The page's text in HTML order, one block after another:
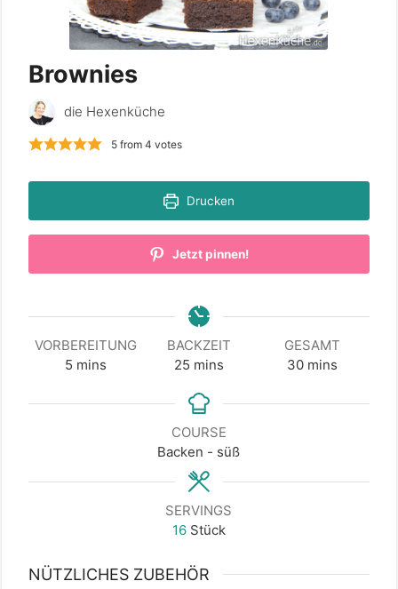
Brownies
die Hexenküche
5from 4 votes
Drucken
Jetzt pinnen!
VORBEREITUNG
5minutes
mins
BACKZEIT
25 minutes
mins
GESAMT
30minutes
mins
COURSE
Backen - süß
SERVINGS
16 Stück
NÜTZLICHES ZUBEHÖR